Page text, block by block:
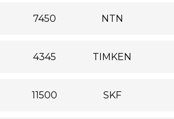
7450 NTN
4345 TIMKEN
11500 SKF